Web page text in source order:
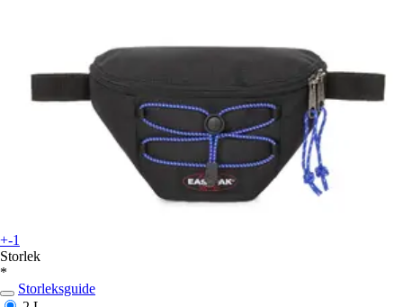
+-1
Storlek
*
Storleksguide